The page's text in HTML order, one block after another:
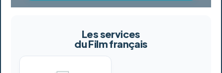
Les services
du Film français